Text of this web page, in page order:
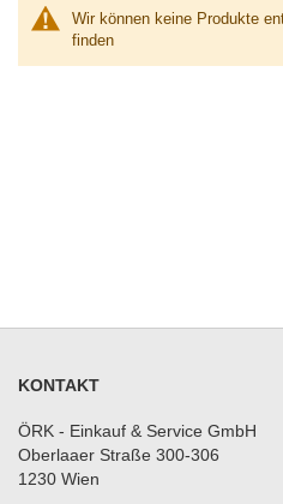
Wir können keine Produkte
finden
KONTAKT
ÖRK - Einkauf & Service GmbH
Oberlaaer Straße 300-306
1230 Wien